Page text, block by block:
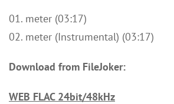
01. meter (03:17)
02. meter (Instrumental) (03:17)
Download from FileJoker:
WEB FLAC 24bit/48kHz